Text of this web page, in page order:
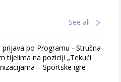
See all
po Programu - Stručna
tijelima na poziciji „Tekući
– Sportske igre